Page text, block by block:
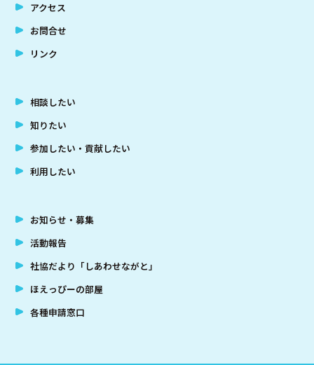
アクセス
お問合せ
リンク
相談したい
知りたい
参加したい・貢献したい
利用したい
お知らせ・募集
活動報告
社協だより「しあわせながと」
ほえっぴーの部屋
各種申請窓口